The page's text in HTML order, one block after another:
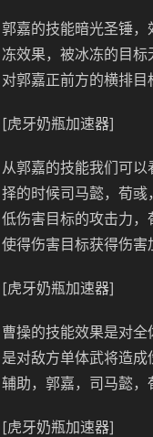
郭嘉的技能暗光圣锤
冻效果，被冰冻的目
对郭嘉正前方的横排目
[虎牙奶瓶加速器]
从郭嘉的技能我们可
择的时候司马懿，荀
低伤害目标的攻击力
使得伤害目标获得伤害
[虎牙奶瓶加速器]
曹操的技能效果是对
是对敌方单体武将造
辅助，郭嘉，司马懿，
[虎牙奶瓶加速器]